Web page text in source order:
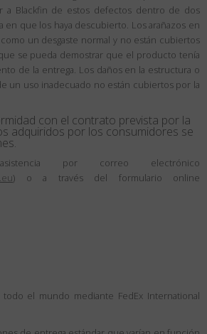
a Blackfin de estos defectos dentro de dos
en que los haya descubierto. Los arañazos en
un desgaste normal y no están cubiertos
se pueda demostrar que el producto tenía
de la entrega. Los daños en la estructura o
un uso inadecuado no están cubiertos por la
con el contrato prevista por la
adquiridos por los consumidores se
por correo electrónico
) o a través del formulario online
todo el mundo mediante FedEx International